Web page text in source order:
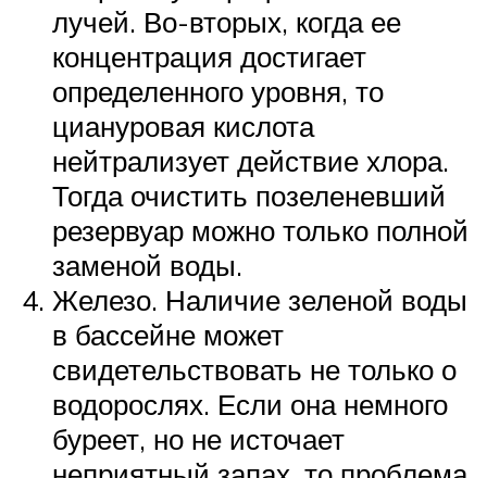
лучей. Во-вторых, когда ее
концентрация достигает
определенного уровня, то
циануровая кислота
нейтрализует действие хлора.
Тогда очистить позеленевший
резервуар можно только полной
заменой воды.
Железо. Наличие зеленой воды
в бассейне может
свидетельствовать не только о
водорослях. Если она немного
буреет, но не источает